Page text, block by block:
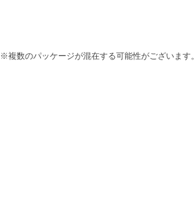
※複数のパッケージが混在する可能性がございます。